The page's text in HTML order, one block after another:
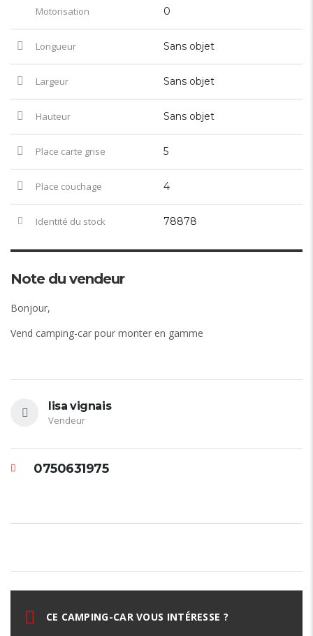
Motorisation 0
Longueur Sans objet
Largeur Sans objet
Hauteur Sans objet
Place carte grise 5
Place couchage 4
Identité du stock 78878
Note du vendeur
Bonjour,
Vend camping-car pour monter en gamme
lisa vignais
Vendeur
0750631975
CE CAMPING-CAR VOUS INTÉRESSE ?